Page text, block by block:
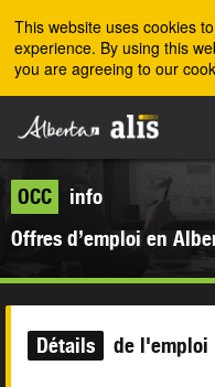
This website uses cookies
experience. By using this
you are agreeing to our
OCC
info
Offres d’emploi en
Détails de l'emploi